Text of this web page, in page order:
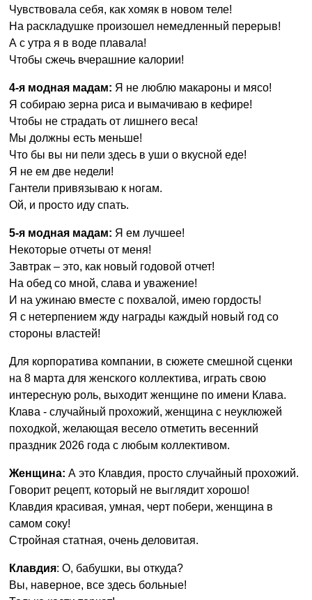
Чувствовала себя, как хомяк в новом теле!
На раскладушке произошел немедленный перерыв!
А с утра я в воде плавала!
Чтобы сжечь вчерашние калории!
4-я модная мадам: Я не люблю макароны и мясо!
Я собираю зерна риса и вымачиваю в кефире!
Чтобы не страдать от лишнего веса!
Мы должны есть меньше!
Что бы вы ни пели здесь в уши о вкусной еде!
Я не ем две недели!
Гантели привязываю к ногам.
Ой, и просто иду спать.
5-я модная мадам: Я ем лучшее!
Некоторые отчеты от меня!
Завтрак – это, как новый годовой отчет!
На обед со мной, слава и уважение!
И на ужинаю вместе с похвалой, имею гордость!
Я с нетерпением жду награды каждый новый год со
стороны властей!
Для корпоратива компании, в сюжете смешной сценки
на 8 марта для женского коллектива, играть свою
интересную роль, выходит женщине по имени Клава.
Клава - случайный прохожий, женщина с неуклюжей
походкой, желающая весело отметить весенний
праздник 2026 года с любым коллективом.
Женщина: А это Клавдия, просто случайный прохожий.
Говорит рецепт, который не выглядит хорошо!
Клавдия красивая, умная, черт побери, женщина в
самом соку!
Стройная статная, очень деловитая.
Клавдия: О, бабушки, вы откуда?
Вы, наверное, все здесь больные!